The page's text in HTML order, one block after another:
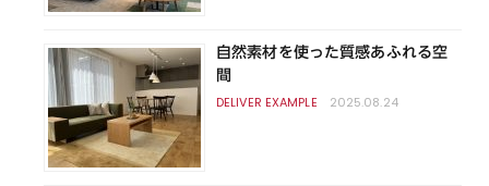
自然素材を使った質感あふれる空
間
2025.08.24